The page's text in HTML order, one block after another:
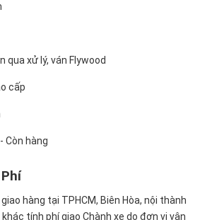
qua xử lý, ván Flywood
cấp
Còn hàng
giao hàng tại TPHCM, Biên Hòa, nội thành
tính phí giao Chành xe do đơn vị vận